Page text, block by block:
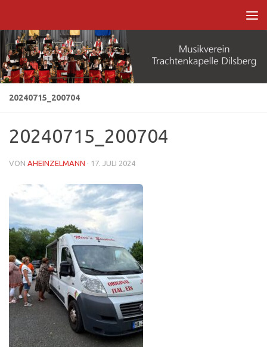
20240715_200704
20240715_200704
VON AHEINZELMANN · 17. JULI 2024